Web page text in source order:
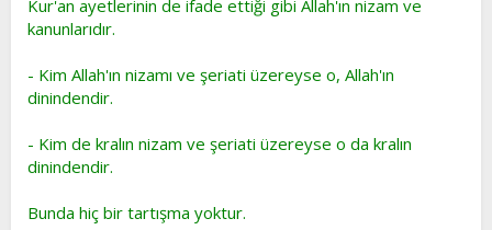
Kur'an ayetlerinin de ifade ettiği gibi Allah'ın nizam ve
kanunlarıdır.
- Kim Allah'ın nizamı ve şeriati üzereyse o, Allah'ın
dinindendir.
- Kim de kralın nizam ve şeriati üzereyse o da kralın
dinindendir.
Bunda hiç bir tartışma yoktur.